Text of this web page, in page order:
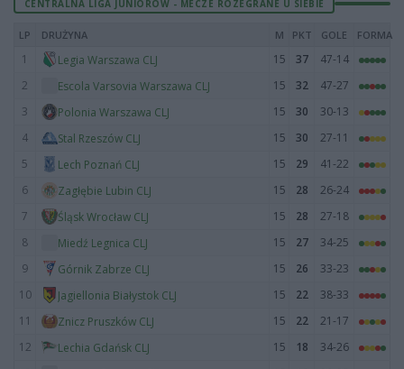
CENTRALNA LIGA JUNIORÓW - MECZE ROZEGRANE U SIEBIE
LP DRUŻYNA M PKT GOLE FORMA
1 Legia Warszawa CLJ 15 37
47-14
2
Escola Varsovia Warszawa CLJ 15 32
47-27
3
Polonia Warszawa CLJ 15 30
30-13
4
Stal Rzeszów CLJ 15 30
27-11
5
Lech Poznań CLJ 15 29
41-22
6
Zagłębie Lubin CLJ 15 28
26-24
7
Śląsk Wrocław CLJ 15 28
27-18
8
Miedź Legnica CLJ 15 27
34-25
9
Górnik Zabrze CLJ 15 26
33-23
10
Jagiellonia Białystok CLJ 15 22
38-33
11
Znicz Pruszków CLJ 15 22
21-17
12
Lechia Gdańsk CLJ 15 18
34-26